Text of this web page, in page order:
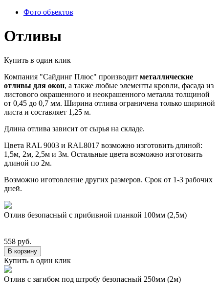
Фото объектов
Отливы
Купить в один клик
Компания "Сайдинг Плюс" производит металлические
отливы для окон, а также любые элементы кровли, фасада из
листового окрашенного и неокрашенного металла толщиной
от 0,45 до 0,7 мм. Ширина отлива ограничена только шириной
листа и составляет 1,25 м.
Длина отлива зависит от сырья на складе.
Цвета RAL 9003 и RAL8017 возможно изготовить длиной:
1,5м, 2м, 2,5м и 3м. Остальные цвета возможно изготовить
длиной по 2м.
Возможно иготовление других размеров. Срок от 1-3 рабочих
дней.
Отлив безопасный с прибивной планкой 100мм (2,5м)
558 руб.
В корзину
Купить в один клик
Отлив с загибом под штробу безопасный 250мм (2м)